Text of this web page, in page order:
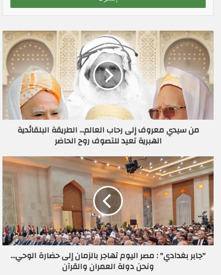
ب
ي
د
ك
ا
ل
إ
ت
ي
من سيدي معروف إلى رحاب العالم... الطريقة البلقائدية
الهبرية تعيد للتصوف روح الحاضر
"جابر بغدادي" : مصر اليوم تهاجر بالزمان إلى حضارة الوحي…
ونحن دولة العمران والقرآن